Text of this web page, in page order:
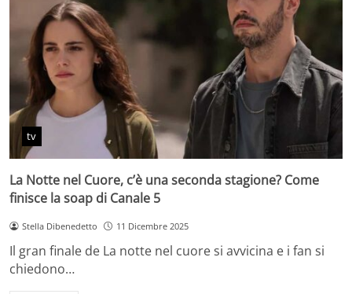
tv
La Notte nel Cuore, c’è una seconda stagione? Come
finisce la soap di Canale 5
Stella Dibenedetto 11 Dicembre 2025
Il gran finale de La notte nel cuore si avvicina e i fan si
chiedono…